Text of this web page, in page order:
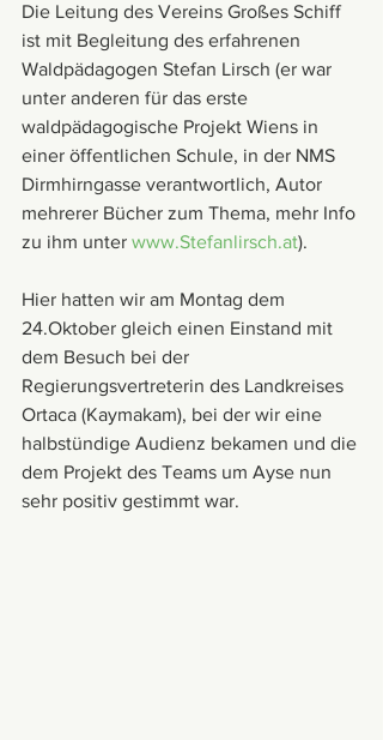
Die Leitung des Vereins Großes Schiff
ist mit Begleitung des erfahrenen
Waldpädagogen Stefan Lirsch (er war
unter anderen für das erste
waldpädagogische Projekt Wiens in
einer öffentlichen Schule, in der NMS
Dirmhirngasse verantwortlich, Autor
mehrerer Bücher zum Thema, mehr Info
zu ihm unter www.Stefanlirsch.at).
Hier hatten wir am Montag dem
24.Oktober gleich einen Einstand mit
dem Besuch bei der
Regierungsvertreterin des Landkreises
Ortaca (Kaymakam), bei der wir eine
halbstündige Audienz bekamen und die
dem Projekt des Teams um Ayse nun
sehr positiv gestimmt war.